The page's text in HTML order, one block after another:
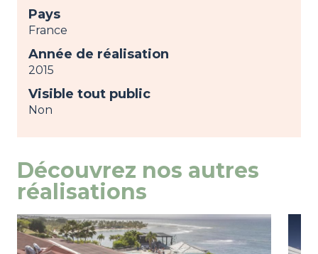
Pays
France
Année de réalisation
2015
Visible tout public
Non
Découvrez nos autres
réalisations
Image
view